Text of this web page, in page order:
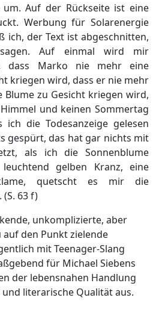
Auf der Rückseite ist eine
Werbung für Solarenergie
ich, der Text ist abgeschnitten,
Auf einmal wird mir
dass Marko nie mehr eine
kriegen wird, dass er nie mehr
Blume zu Gesicht kriegen wird,
und keinen Sommertag
die Todesanzeige gelesen
gespürt, das hat gar nichts mit
als ich die Sonnenblume
gelben Kranz, eine
quetscht es mir die
63 f)
unkomplizierte, aber
den Punkt zielende
mit Teenager-Slang
für Michael Siebens
der lebensnahen Handlung
literarische Qualität aus.